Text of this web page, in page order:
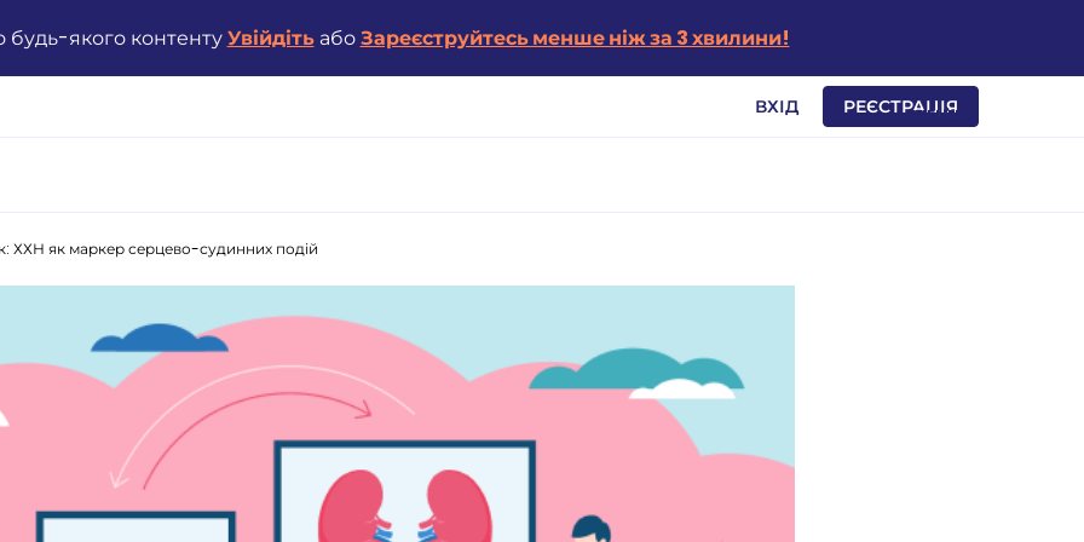
якого контентуУвійдітьабоЗареєструйтесь менше ніж за 3 хвилини!
ВХІД РЕЄСТРАЦІЯ
MENU
ХХН як маркер серцево-судинних подій